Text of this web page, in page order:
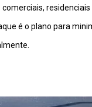
é o plano para